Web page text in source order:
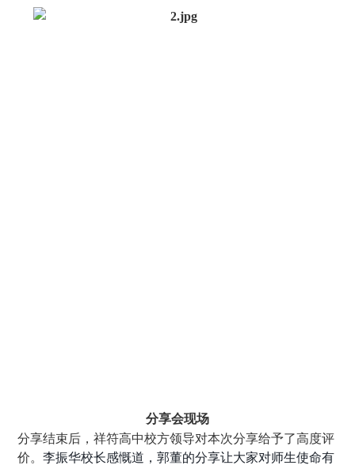
分享会现场
分享结束后，祥符高中校方领导对本次分享给予了高度评
价。 李振华校长感慨道，郭董的分享让大家对师生使命有